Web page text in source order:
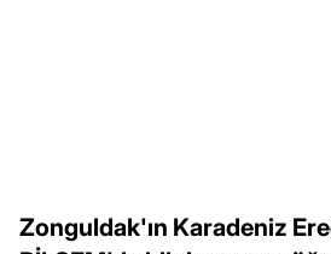
Zonguldak'ın Karadeniz